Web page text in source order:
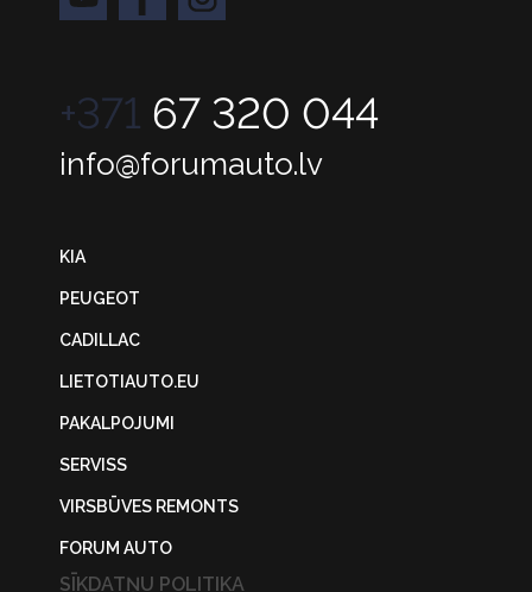
KIA
PEUGEOT
CADILLAC
LIETOTIAUTO.EU
PAKALPOJUMI
SERVISS
VIRSBŪVES REMONTS
FORUM AUTO
+371 67 320 044
info@forumauto.lv
SĪKDATŅU POLITIKA